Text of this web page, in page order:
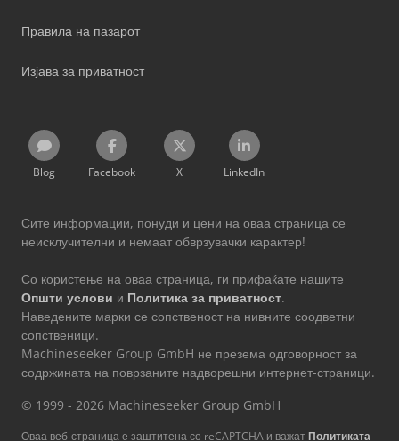
Правила на пазарот
Изјава за приватност
Blog Facebook X LinkedIn
Сите информации, понуди и цени на оваа страница се
неисклучителни и немаат обврзувачки карактер!
Со користење на оваа страница, ги прифаќате нашите
Општи услови и Политика за приватност.
Наведените марки се сопственост на нивните соодветни
сопственици.
Machineseeker Group GmbH не презема одговорност за
содржината на поврзаните надворешни интернет-страници.
© 1999 - 2026 Machineseeker Group GmbH
Оваа веб-страница е заштитена со reCAPTCHA и важат Политиката